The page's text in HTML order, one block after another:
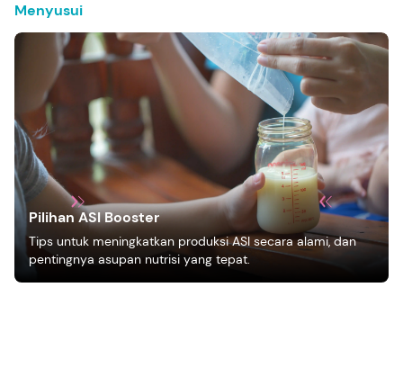
Menyusui
Pilihan ASI Booster
Tips untuk meningkatkan produksi ASI secara alami, dan
pentingnya asupan nutrisi yang tepat.